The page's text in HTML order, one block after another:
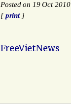
Posted on 19 Oct 2010
[print]
FreeVietNews